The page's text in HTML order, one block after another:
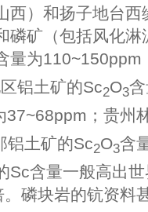
西）和扬子地台
磷矿（包括风化
量为110~150ppm
铝土矿的Sc2O3
37~68ppm；贵州
铝土矿的Sc2O3含
Sc含量一般高出
磷块岩的钪资料